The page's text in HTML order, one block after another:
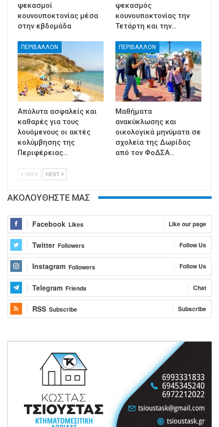
ψεκασμοί
κουνουποκτονίας μέσα
στην εβδομάδα
ψεκασμός
κουνουποκτονίας την
Τετάρτη και την…
ΠΕΡΙΒΑΛΛΟΝ
Απόλυτα ασφαλείς και
καθαρές για τους
λουόμενους οι ακτές
κολύμβησης της
Περιφέρειας…
ΠΕΡΙΒΑΛΛΟΝ
Μαθήματα
ανακύκλωσης και
οικολογικά μηνύματα σε
σχολεία της Δωρίδας
από τον ΦοΔΣΑ…
PREV NEXT
ΑΚΟΛΟΥΘΗΣΤΕ ΜΑΣ
Facebook Likes Like our page
Twitter Followers Follow Us
Instagram Followers Follow Us
Telegram Friends Chat
RSS Subscribe Subscribe